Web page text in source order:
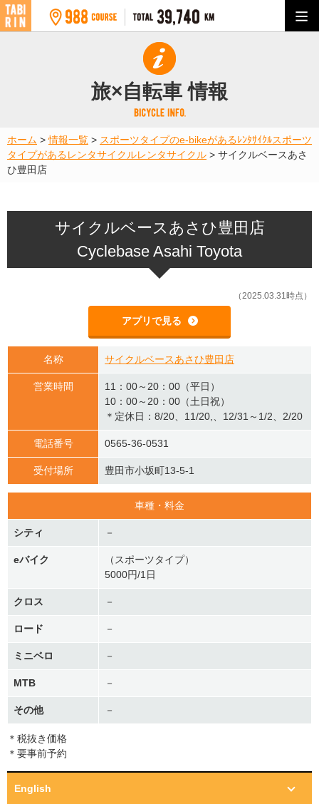
旅×自転車 情報
ホーム >情報一覧 > スポーツタイプのe-bikeがあるﾚﾝﾀｻｲｸﾙスポーツ
タイプがあるレンタサイクルレンタサイクル > サイクルベースあさ
ひ豊田店
サイクルベースあさひ豊田店
Cyclebase Asahi Toyota
（2025.03.31時点）
アプリで見る
名称 サイクルベースあさひ豊田店
営業時間
11：00～20：00（平日）
10：00～20：00（土日祝）
＊定休日：8/20、11/20,、12/31～1/2、2/20
電話番号 0565-36-0531
受付場所 豊田市小坂町13-5-1
車種・料金
シティ －
eバイク
（スポーツタイプ）
5000円/1日
クロス －
ロード －
ミニベロ －
MTB －
その他 －
＊税抜き価格
＊要事前予約
English